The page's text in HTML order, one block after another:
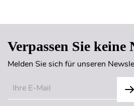
Verpassen Sie keine
Melden Sie sich für unseren